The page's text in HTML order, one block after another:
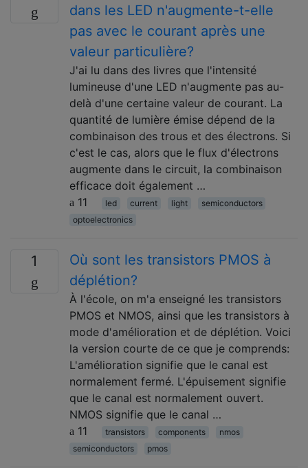
dans les LED n'augmente-t-elle
pas avec le courant après une
valeur particulière?
J'ai lu dans des livres que l'intensité
lumineuse d'une LED n'augmente pas au-
delà d'une certaine valeur de courant. La
quantité de lumière émise dépend de la
combinaison des trous et des électrons. Si
c'est le cas, alors que le flux d'électrons
augmente dans le circuit, la combinaison
efficace doit également …
11
led current light
semiconductors
optoelectronics
1
Où sont les transistors PMOS à
déplétion?
À l'école, on m'a enseigné les transistors
PMOS et NMOS, ainsi que les transistors à
mode d'amélioration et de déplétion. Voici
la version courte de ce que je comprends:
L'amélioration signifie que le canal est
normalement fermé. L'épuisement signifie
que le canal est normalement ouvert.
NMOS signifie que le canal …
11
transistors components
nmos
semiconductors
pmos